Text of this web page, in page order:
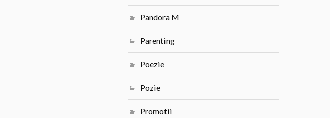
Pandora M
Parenting
Poezie
Pozie
Promotii